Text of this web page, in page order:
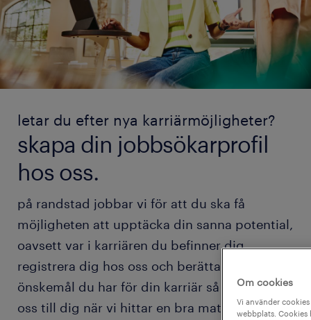
letar du efter nya karriärmöjligheter?
skapa din jobbsökarprofil
hos oss.
på randstad jobbar vi för att du ska få
möjligheten att upptäcka din sanna potential,
oavsett var i karriären du befinner dig.
registrera dig hos oss och berätta vilka
önskemål du har för din karriär så hör vi av
oss till dig när vi hittar en bra match för dig.
Om cookies
Vi använder
webbplats. Cookies